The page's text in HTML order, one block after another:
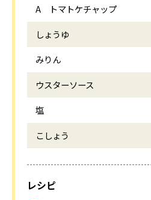
A トマトケチャップ
しょうゆ
みりん
ウスターソース
塩
こしょう
レシピ